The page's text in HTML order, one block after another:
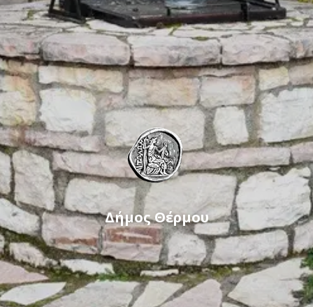
Δήμος Θέρμου